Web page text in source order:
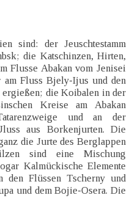
sind: der Jeuschtestamm
die Katschinzen, Hirten,
Flusse Abakan vom Jenisei
Fluss Bjely-Ijus und den
ergießen; die Koibalen in der
Kreise am Abakan
und an der
aus Borkenjurten. Die
die Jurte des Berglappen
sind eine Mischung
Kalmückische Elemente
den Flüssen Tscherny und
und dem Bojie-Osera. Die